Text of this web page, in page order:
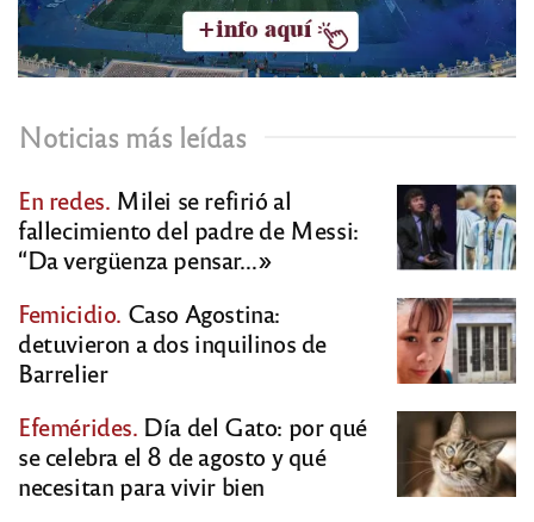
Noticias más leídas
En redes. Milei se refirió al
fallecimiento del padre de Messi:
“Da vergüenza pensar…»
Femicidio. Caso Agostina:
detuvieron a dos inquilinos de
Barrelier
Efemérides. Día del Gato: por qué
se celebra el 8 de agosto y qué
necesitan para vivir bien